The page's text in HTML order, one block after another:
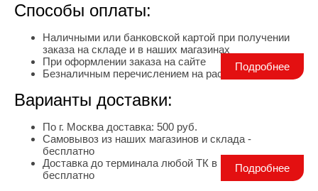
Способы оплаты:
Наличными или банковской картой при получении
заказа на складе и в наших магазинах
При оформлении заказа на сайте
Безналичным перечислением на расчетный счет
Подробнее
Варианты доставки:
По г. Москва доставка: 500 руб.
Самовывоз из наших магазинов и склада -
бесплатно
Доставка до терминала любой ТК в г. Москва -
бесплатно
Подробнее